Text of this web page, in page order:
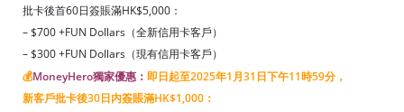
批卡後首60日簽賬滿HK$5,000：
– $700 +FUN Dollars（全新信用卡客戶）
– $300 +FUN Dollars（現有信用卡客戶）
💰MoneyHero獨家優惠： 即日起至2025年1月31日下午11時59分，
新客戶批卡後30日内簽賬滿HK$1,000：